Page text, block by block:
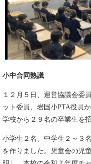
小中合同熟議
１２月５日、運営協議会委
ット委員、岩国小PTA役員
学校から２９名の卒業生を
小学生２名、中学生２～３
を作りました。児童会の児